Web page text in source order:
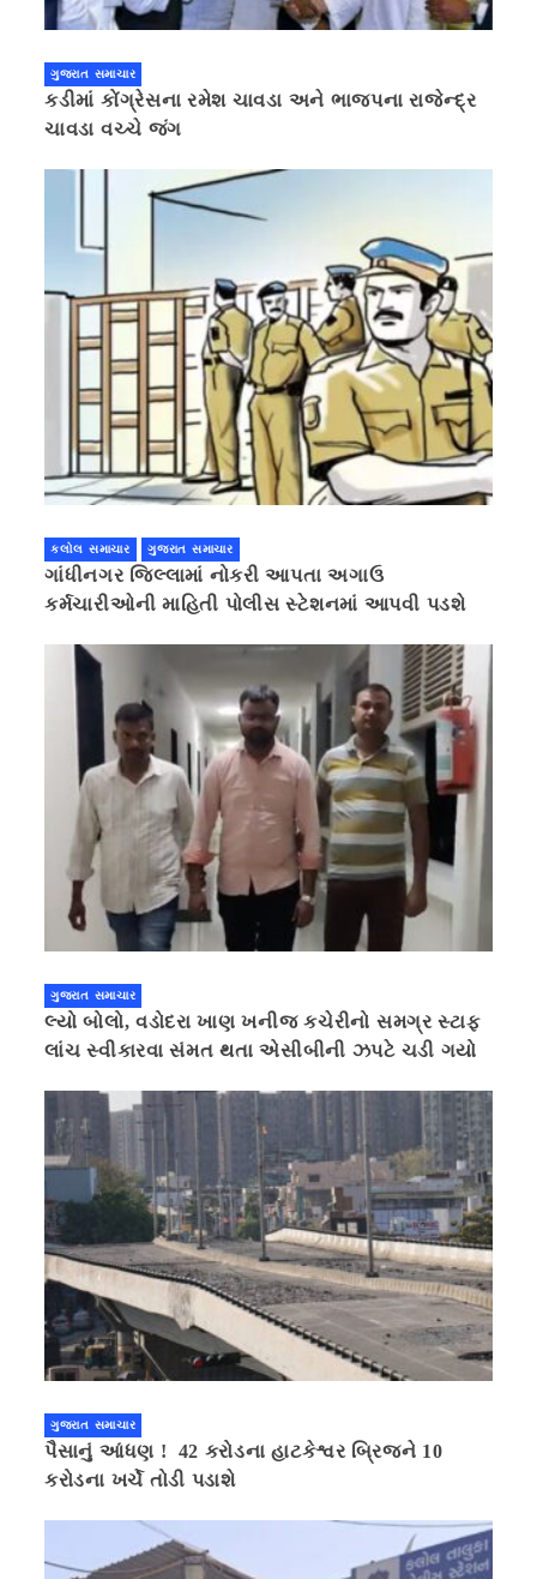
ગુજરાત સમાચાર
કડીમાં કોંગ્રેસના રમેશ ચાવડા અને ભાજપના રાજેન્દ્ર
ચાવડા વચ્ચે જંગ
કલોલ સમાચાર ગુજરાત સમાચાર
ગાંધીનગર જિલ્લામાં નોકરી આપતા અગાઉ
કર્મચારીઓની માહિતી પોલીસ સ્ટેશનમાં આપવી પડશે
ગુજરાત સમાચાર
લ્યો બોલો, વડોદરા ખાણ ખનીજ કચેરીનો સમગ્ર સ્ટાફ
લાંચ સ્વીકારવા સંમત થતા એસીબીની ઝપટે ચડી ગયો
ગુજરાત સમાચાર
પૈસાનું આંધણ ! 42 કરોડના હાટકેશ્વર બ્રિજને 10
કરોડના ખર્ચે તોડી પડાશે